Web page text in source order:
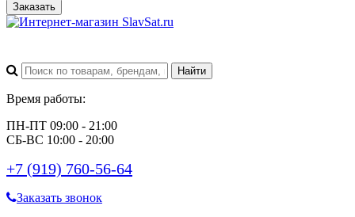
Заказать
Время работы:
ПН-ПТ 09:00 - 21:00
СБ-ВС 10:00 - 20:00
+7 (919) 760-56-64
Заказать звонок